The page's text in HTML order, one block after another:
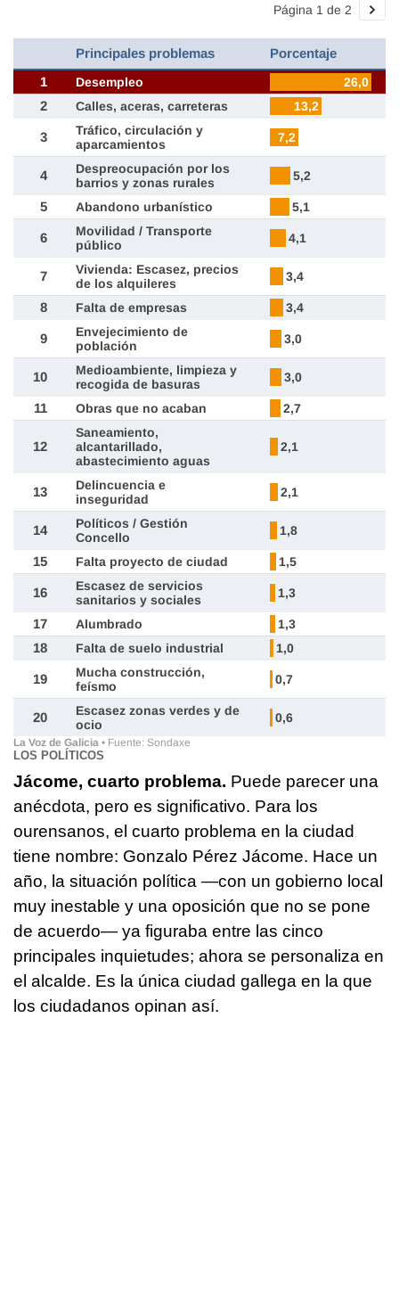
LOS POLÍTICOS
Jácome, cuarto problema. Puede parecer una
anécdota, pero es significativo. Para los
ourensanos, el cuarto problema en la ciudad
tiene nombre: Gonzalo Pérez Jácome. Hace un
año, la situación política —con un gobierno local
muy inestable y una oposición que no se pone
de acuerdo— ya figuraba entre las cinco
principales inquietudes; ahora se personaliza en
el alcalde. Es la única ciudad gallega en la que
los ciudadanos opinan así.